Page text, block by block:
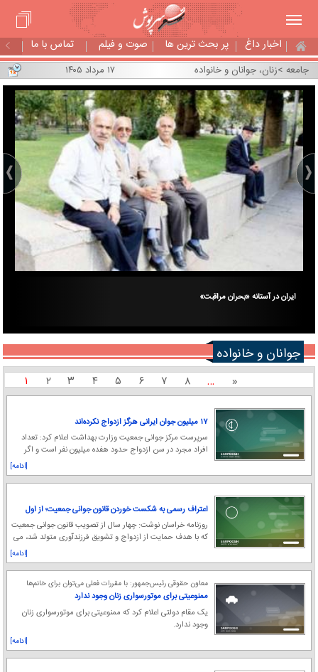
اخبار داغ پر بحث ترین ها صوت و فیلم تماس با ما
جامعه >زنان، جوانان و خانواده ۱۷ مرداد ۱۴۰۵
ایران در آستانه «بحران مراقبت»
جوانان و خانواده
۱۷ میلیون جوان ایرانی هرگز ازدواج نکرده‌اند
سرپرست مرکز جوانی جمعیت وزارت بهداشت اعلام کرد: تعداد
افراد مجرد در سن ازدواج حدود هفده میلیون نفر است و اگر
[ادامه]
اعتراف رسمی به شکست خوردن قانون جوانی جمعیت؛ از اول
هم معلوم بود به نتیجه نمی‌رسد
روزنامه خراسان نوشت: چهار سال از تصویب قانون جوانی جمعیت
که با هدف حمایت از ازدواج و تشویق فرزندآوری متولد شد، می
[ادامه]
معاون حقوقی رئیس‌جمهور: با مقررات فعلی می‌توان برای خانم‌ها
گواهینامه موتورسیکلت صادر کرد
ممنوعیتی برای موتورسواری زنان وجود ندارد
یک مقام دولتی اعلام کرد که ممنوعیتی برای موتورسواری زنان
وجود ندارد.
[ادامه]
۱ ۲ ۳ ۴ ۵ ۶ ۷ ۸ … «